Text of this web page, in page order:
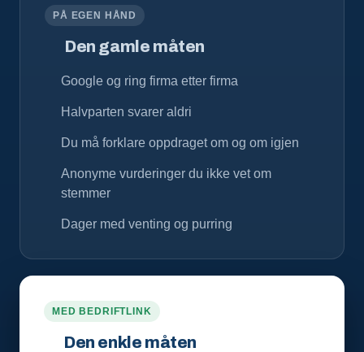
PÅ EGEN HÅND
Den gamle måten
Google og ring firma etter firma
Halvparten svarer aldri
Du må forklare oppdraget om og om igjen
Anonyme vurderinger du ikke vet om
stemmer
Dager med venting og purring
MED BEDRIFTLINK
Den enkle måten